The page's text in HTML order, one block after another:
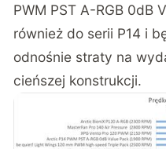
PWM PST A-RGB 0dB
również do serii P14 i
odnośnie straty na
cieńszej konstrukcji.